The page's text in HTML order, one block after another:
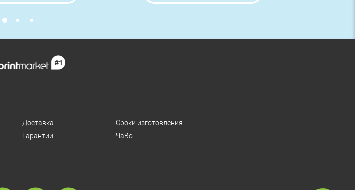
без применения
Доставка
Гарантии
Сроки изготовления
ЧаВо